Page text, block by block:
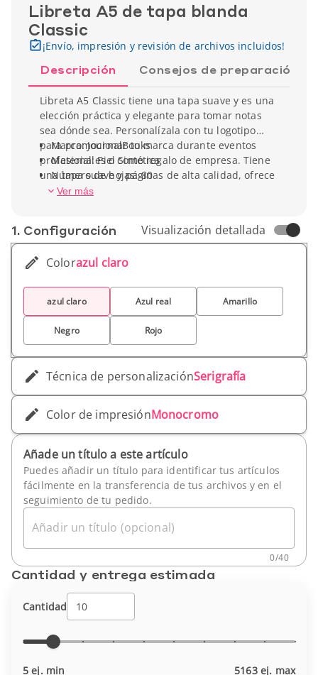
Libreta A5 de tapa blanda
Classic
¡Envío, impresión y revisión de archivos incluidos!
Descripción Consejos de preparación
Libreta A5 Classic tiene una tapa suave y es una
elección práctica y elegante para tomar notas
sea dónde sea. Personalízala con tu logotipo
para promocionar tu marca durante eventos
profesionales o como regalo de empresa. Tiene
una tapa suave y páginas de alta calidad, ofrece
una experiencia de escritura cómoda y fluida,
Marca: JournalBooks
Material: Piel Sintética
Número de hojas: 80
Cierre: Elástico
Peso unitario: 235 g
Ver más
1. Conf­iguración Visualización detallada
Colorazul claro
azul claro Azul real Amarillo
Negro Rojo
Técnica de personalizaciónSerigrafía
Color de impresiónMonocromo
Añade un título a este artículo
Puedes añadir un título para identificar tus artículos
fácilmente en la transferencia de tus archivos y en el
seguimiento de tu pedido.
Añadir un título (opcional)
0/40
Cantidad y entrega estimada
Cantidad
5 ej. min 5163 ej. max